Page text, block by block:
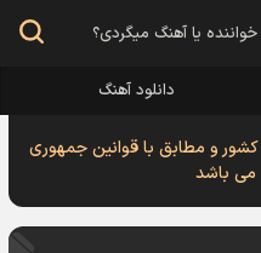
دانلود آهنگ
کشور و مطابق با قوانین جمهوری
می باشد